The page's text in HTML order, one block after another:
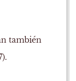
también